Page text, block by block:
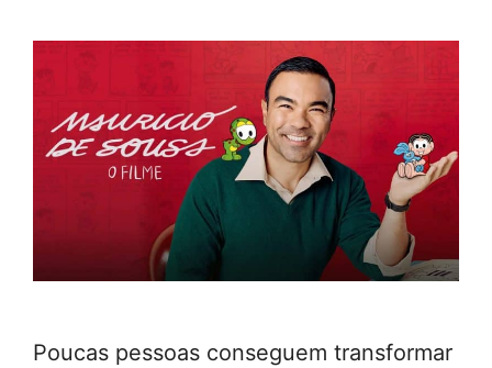
Poucas pessoas conseguem transformar